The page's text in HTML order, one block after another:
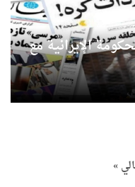
الإيرانية مع
»